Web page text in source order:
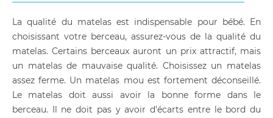
La qualité du matelas est indispensable pour bébé. En
choisissant votre berceau, assurez-vous de la qualité du
matelas. Certains berceaux auront un prix attractif, mais
un matelas de mauvaise qualité. Choisissez un matelas
assez ferme. Un matelas mou est fortement déconseillé.
Le matelas doit aussi avoir la bonne forme dans le
berceau. Il ne doit pas y avoir d'écarts entre le bord du